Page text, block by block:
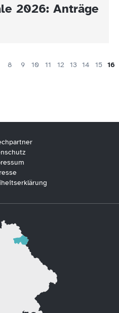
2026: Anträge
8 9 10 11 12 13 14 15 16